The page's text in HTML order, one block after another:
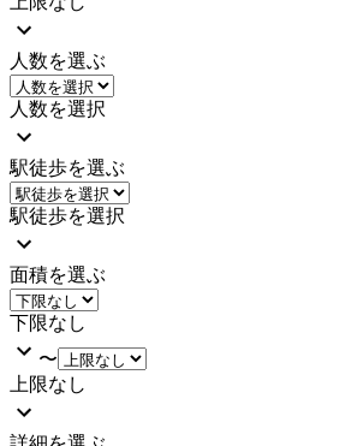
人数を選ぶ
人数を選択
駅徒歩を選ぶ
駅徒歩を選択
面積を選ぶ
下限なし
〜
上限なし